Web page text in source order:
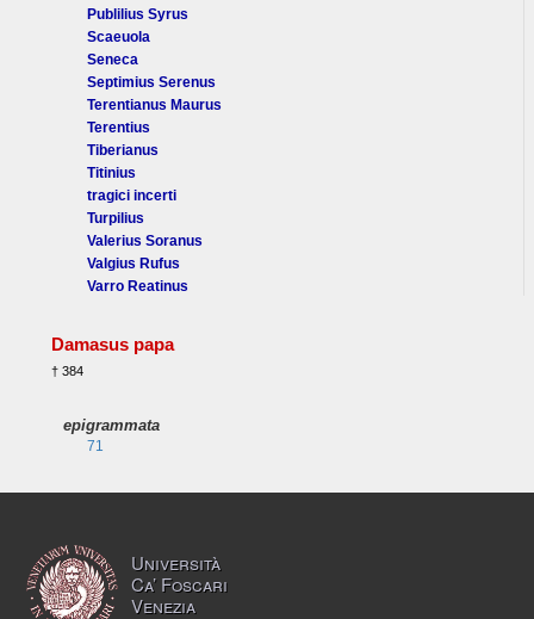
Publilius Syrus
Scaeuola
Seneca
Septimius Serenus
Terentianus Maurus
Terentius
Tiberianus
Titinius
tragici incerti
Turpilius
Valerius Soranus
Valgius Rufus
Varro Reatinus
Damasus papa
† 384
epigrammata
71
Università
Ca’ Foscari
Venezia